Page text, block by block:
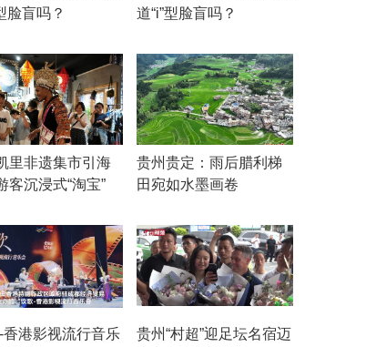
脸盲吗？
道“i”型脸盲吗？
里非遗集市引海
客沉浸式“淘宝”
贵州贵定：雨后腊利梯
田宛如水墨画卷
香港影视流行音乐
贵州“村超”迎足坛名宿迈